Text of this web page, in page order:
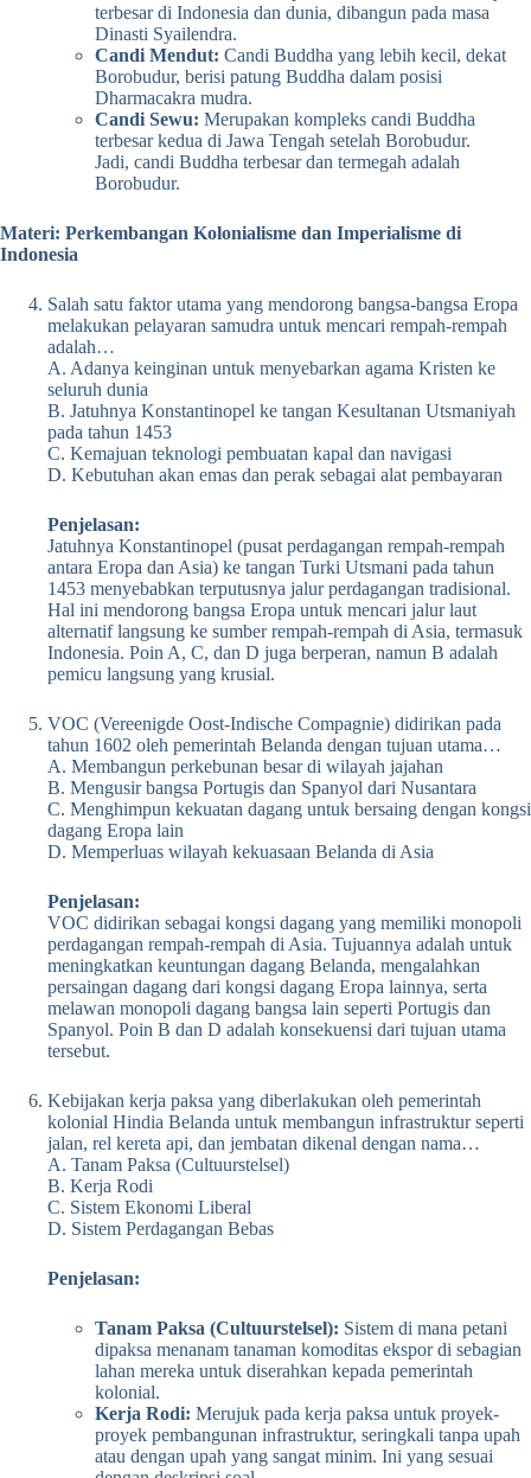
terbesar di Indonesia dan dunia, dibangun pada masa
Dinasti Syailendra.
Candi Mendut: Candi Buddha yang lebih kecil, dekat
Borobudur, berisi patung Buddha dalam posisi
Dharmacakra mudra.
Candi Sewu: Merupakan kompleks candi Buddha
terbesar kedua di Jawa Tengah setelah Borobudur.
Jadi, candi Buddha terbesar dan termegah adalah
Borobudur.
Materi: Perkembangan Kolonialisme dan Imperialisme di
Indonesia
Salah satu faktor utama yang mendorong bangsa-bangsa Eropa
melakukan pelayaran samudra untuk mencari rempah-rempah
adalah…
A. Adanya keinginan untuk menyebarkan agama Kristen ke
seluruh dunia
B. Jatuhnya Konstantinopel ke tangan Kesultanan Utsmaniyah
pada tahun 1453
C. Kemajuan teknologi pembuatan kapal dan navigasi
D. Kebutuhan akan emas dan perak sebagai alat pembayaran
Penjelasan:
Jatuhnya Konstantinopel (pusat perdagangan rempah-rempah
antara Eropa dan Asia) ke tangan Turki Utsmani pada tahun
1453 menyebabkan terputusnya jalur perdagangan tradisional.
Hal ini mendorong bangsa Eropa untuk mencari jalur laut
alternatif langsung ke sumber rempah-rempah di Asia, termasuk
Indonesia. Poin A, C, dan D juga berperan, namun B adalah
pemicu langsung yang krusial.
VOC (Vereenigde Oost-Indische Compagnie) didirikan pada
tahun 1602 oleh pemerintah Belanda dengan tujuan utama…
A. Membangun perkebunan besar di wilayah jajahan
B. Mengusir bangsa Portugis dan Spanyol dari Nusantara
C. Menghimpun kekuatan dagang untuk bersaing dengan kongsi
dagang Eropa lain
D. Memperluas wilayah kekuasaan Belanda di Asia
Penjelasan:
VOC didirikan sebagai kongsi dagang yang memiliki monopoli
perdagangan rempah-rempah di Asia. Tujuannya adalah untuk
meningkatkan keuntungan dagang Belanda, mengalahkan
persaingan dagang dari kongsi dagang Eropa lainnya, serta
melawan monopoli dagang bangsa lain seperti Portugis dan
Spanyol. Poin B dan D adalah konsekuensi dari tujuan utama
tersebut.
Kebijakan kerja paksa yang diberlakukan oleh pemerintah
kolonial Hindia Belanda untuk membangun infrastruktur seperti
jalan, rel kereta api, dan jembatan dikenal dengan nama…
A. Tanam Paksa (Cultuurstelsel)
B. Kerja Rodi
C. Sistem Ekonomi Liberal
D. Sistem Perdagangan Bebas
Penjelasan:
Tanam Paksa (Cultuurstelsel): Sistem di mana petani
dipaksa menanam tanaman komoditas ekspor di sebagian
lahan mereka untuk diserahkan kepada pemerintah
kolonial.
Kerja Rodi: Merujuk pada kerja paksa untuk proyek-
proyek pembangunan infrastruktur, seringkali tanpa upah
atau dengan upah yang sangat minim. Ini yang sesuai